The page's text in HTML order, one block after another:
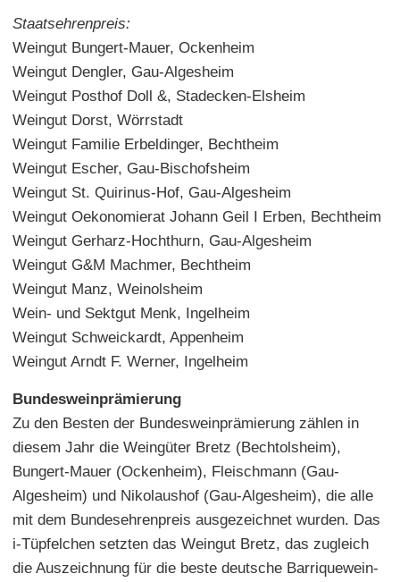
Staatsehrenpreis:
Weingut Bungert-Mauer, Ockenheim
Weingut Dengler, Gau-Algesheim
Weingut Posthof Doll &, Stadecken-Elsheim
Weingut Dorst, Wörrstadt
Weingut Familie Erbeldinger, Bechtheim
Weingut Escher, Gau-Bischofsheim
Weingut St. Quirinus-Hof, Gau-Algesheim
Weingut Oekonomierat Johann Geil I Erben, Bechtheim
Weingut Gerharz-Hochthurn, Gau-Algesheim
Weingut G&M Machmer, Bechtheim
Weingut Manz, Weinolsheim
Wein- und Sektgut Menk, Ingelheim
Weingut Schweickardt, Appenheim
Weingut Arndt F. Werner, Ingelheim
Bundesweinprämierung
Zu den Besten der Bundesweinprämierung zählen in
diesem Jahr die Weingüter Bretz (Bechtolsheim),
Bungert-Mauer (Ockenheim), Fleischmann (Gau-
Algesheim) und Nikolaushof (Gau-Algesheim), die alle
mit dem Bundesehrenpreis ausgezeichnet wurden. Das
i-Tüpfelchen setzten das Weingut Bretz, das zugleich
die Auszeichnung für die beste deutsche Barriquewein-